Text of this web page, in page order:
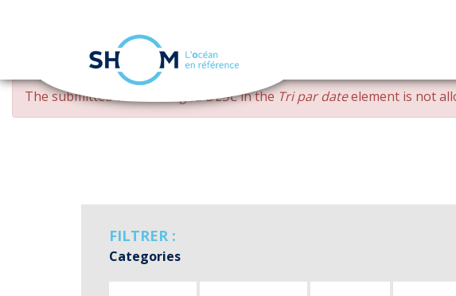
Skip
main
ERROR
MESSAGE
The submitted value changed DESCin theTri par dateelement is not
FILTRER :
Categories